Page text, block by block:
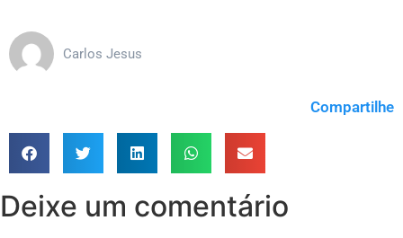
Carlos Jesus
Compartilhe
Deixe um comentário